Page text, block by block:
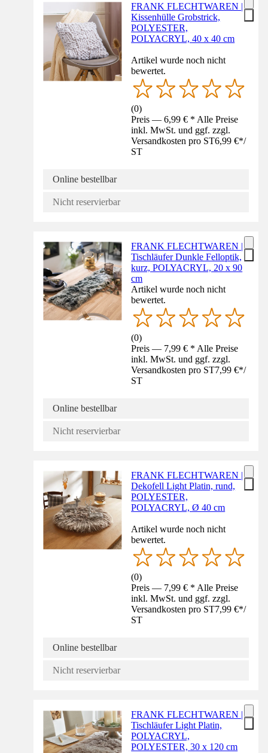
FRANK FLECHTWAREN |
Kissenhülle Grobstrick,
POLYESTER,
POLYACRYL, 40 x 40 cm
Artikel wurde noch nicht
bewertet.
(0)
Preis — 6,99 € * Alle Preise
inkl. MwSt. und ggf. zzgl.
Versandkosten pro ST6,99 €*/
ST
Online bestellbar
Nicht reservierbar
FRANK FLECHTWAREN |
Tischläufer Dunkle Felloptik,
kurz, POLYACRYL, 20 x 90
cm
Artikel wurde noch nicht
bewertet.
(0)
Preis — 7,99 € * Alle Preise
inkl. MwSt. und ggf. zzgl.
Versandkosten pro ST7,99 €*/
ST
Online bestellbar
Nicht reservierbar
FRANK FLECHTWAREN |
Dekofell Light Platin, rund,
POLYESTER,
POLYACRYL, Ø 40 cm
Artikel wurde noch nicht
bewertet.
(0)
Preis — 7,99 € * Alle Preise
inkl. MwSt. und ggf. zzgl.
Versandkosten pro ST7,99 €*/
ST
Online bestellbar
Nicht reservierbar
FRANK FLECHTWAREN |
Tischläufer Light Platin,
POLYACRYL,
POLYESTER, 30 x 120 cm